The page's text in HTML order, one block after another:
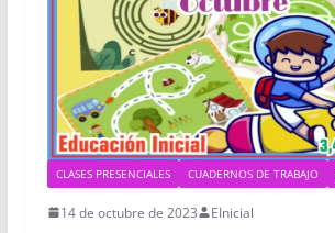
CLASES PRESENCIALES CUADERNOS DE TRABAJO
14 de octubre de 2023 EInicial